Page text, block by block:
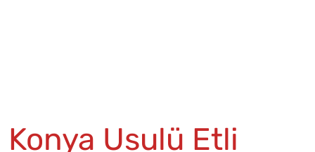
Konya Usulü Etli